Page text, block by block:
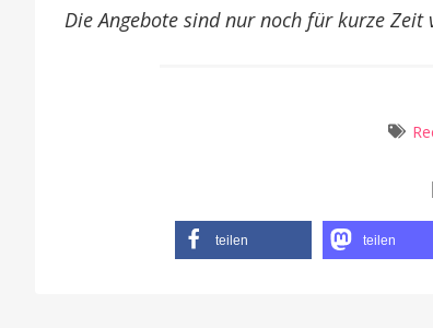
Die Angebote sind nur noch für kurze Zeit
teilen teilen